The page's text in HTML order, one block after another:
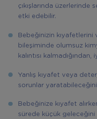
çıkışlarında
etki edebilir.
Bebeğinizin kıyafetlerini
bileşiminde olumsuz
kalıntısı
Yanlış kıyafet veya
sorunlar yaratabileceğini
Bebeğinize kıyafet
sürede küçük geleceğini